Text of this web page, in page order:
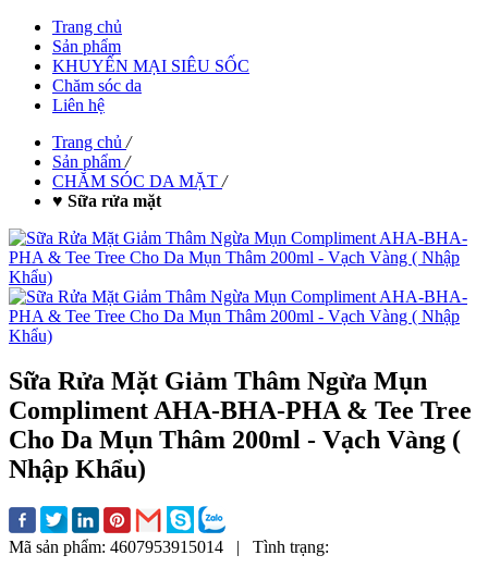
Trang chủ
Sản phẩm
KHUYẾN MẠI SIÊU SỐC
Chăm sóc da
Liên hệ
Trang chủ /
Sản phẩm /
CHĂM SÓC DA MẶT /
♥ Sữa rửa mặt
Sữa Rửa Mặt Giảm Thâm Ngừa Mụn
Compliment AHA-BHA-PHA & Tee Tree
Cho Da Mụn Thâm 200ml - Vạch Vàng (
Nhập Khẩu)
Mã sản phẩm: 4607953915014 | Tình trạng: